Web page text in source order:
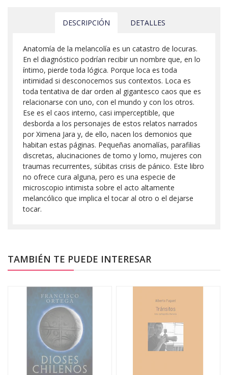
DESCRIPCIÓN DETALLES
Anatomía de la melancolía es un catastro de locuras.
En el diagnóstico podrían recibir un nombre que, en lo
íntimo, pierde toda lógica. Porque loca es toda
intimidad si desconocemos sus contextos. Loca es
toda tentativa de dar orden al gigantesco caos que es
relacionarse con uno, con el mundo y con los otros.
Ese es el caos interno, casi imperceptible, que
desborda a los personajes de estos relatos narrados
por Ximena Jara y, de ello, nacen los demonios que
habitan estas páginas. Pequeñas anomalías, parafilias
discretas, alucinaciones de tomo y lomo, mujeres con
traumas recurrentes, súbitas crisis de pánico. Este libro
no ofrece cura alguna, pero es una especie de
microscopio intimista sobre el acto altamente
melancólico que implica el tocar al otro o el dejarse
tocar.
TAMBIÉN TE PUEDE INTERESAR